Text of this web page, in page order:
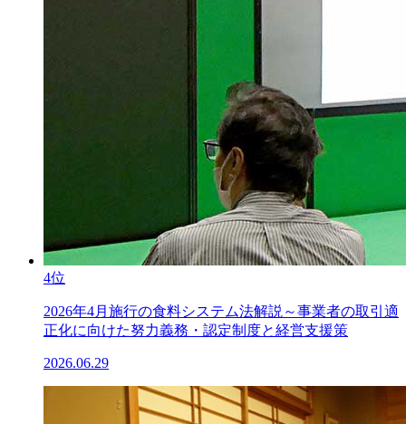
4位
2026年4月施行の食料システム法解説～事業者の取引適
正化に向けた努力義務・認定制度と経営支援策
2026.06.29